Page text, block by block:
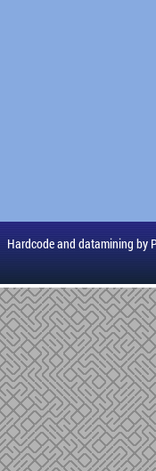
Hardcode and datamining by